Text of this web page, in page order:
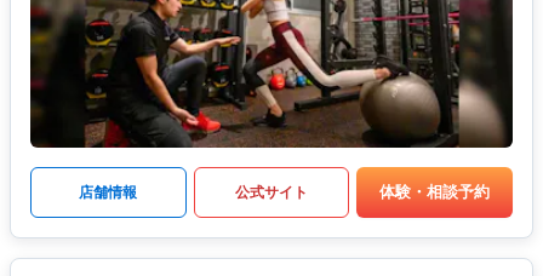
店舗情報 公式サイト 体験・相談予約